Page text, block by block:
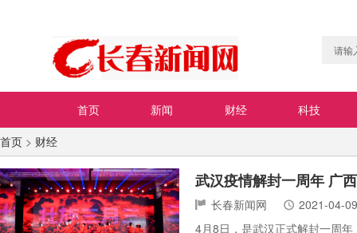
首页 新闻 财经
科技
首页 > 财经
武汉疫情解封一周年 广
长春新闻网
2021-04-09
4月8日，是武汉正式解封一周